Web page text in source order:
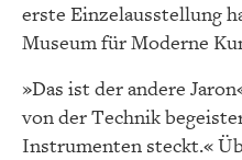
erste Einzelausstellung
Museum für Moderne
»Das ist der andere
von der Technik
Instrumenten steckt.«